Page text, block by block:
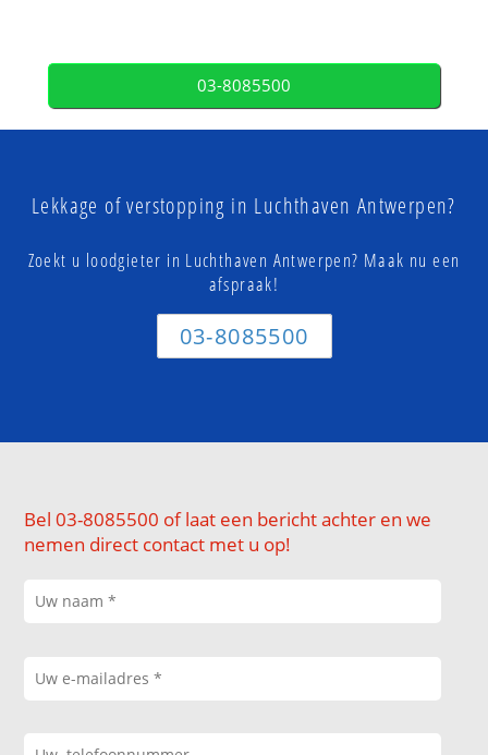
03-8085500
Lekkage of verstopping in Luchthaven Antwerpen?
Zoekt u loodgieter in Luchthaven Antwerpen? Maak nu een
afspraak!
03-8085500
Bel 03-8085500 of laat een bericht achter en we
nemen direct contact met u op!